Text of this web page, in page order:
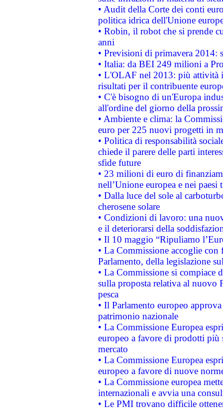
• Audit della Corte dei conti
politica idrica dell'Unione
• Robin, il robot che si prende
anni
• Previsioni di primavera 2014:
• Italia: da BEI 249 milioni a
• L'OLAF nel 2013: più attività
risultati per il contribuente
• C'è bisogno di un'Europa
all'ordine del giorno della
• Ambiente e clima: la
euro per 225 nuovi progetti in
• Politica di responsabilità
chiede il parere delle parti
sfide future
• 23 milioni di euro di
nell’Unione europea e nei paesi
• Dalla luce del sole al
cherosene solare
• Condizioni di lavoro: una
e il deteriorarsi della
• Il 10 maggio “Ripuliamo
• La Commissione accoglie
Parlamento, della legislazione
• La Commissione si compiace
sulla proposta relativa al nuovo
pesca
• Il Parlamento europeo
patrimonio nazionale
• La Commissione Europea
europeo a favore di prodotti
mercato
• La Commissione Europea
europeo a favore di nuove
• La Commissione europea
internazionali e avvia una
• Le PMI trovano difficile